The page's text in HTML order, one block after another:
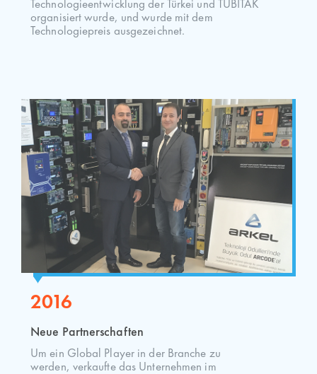
Technologieentwicklung der Türkei und TÜBİTAK
organisiert wurde, und wurde mit dem
Technologiepreis ausgezeichnet.
2016
Neue Partnerschaften
Um ein Global Player in der Branche zu
werden, verkaufte das Unternehmen im